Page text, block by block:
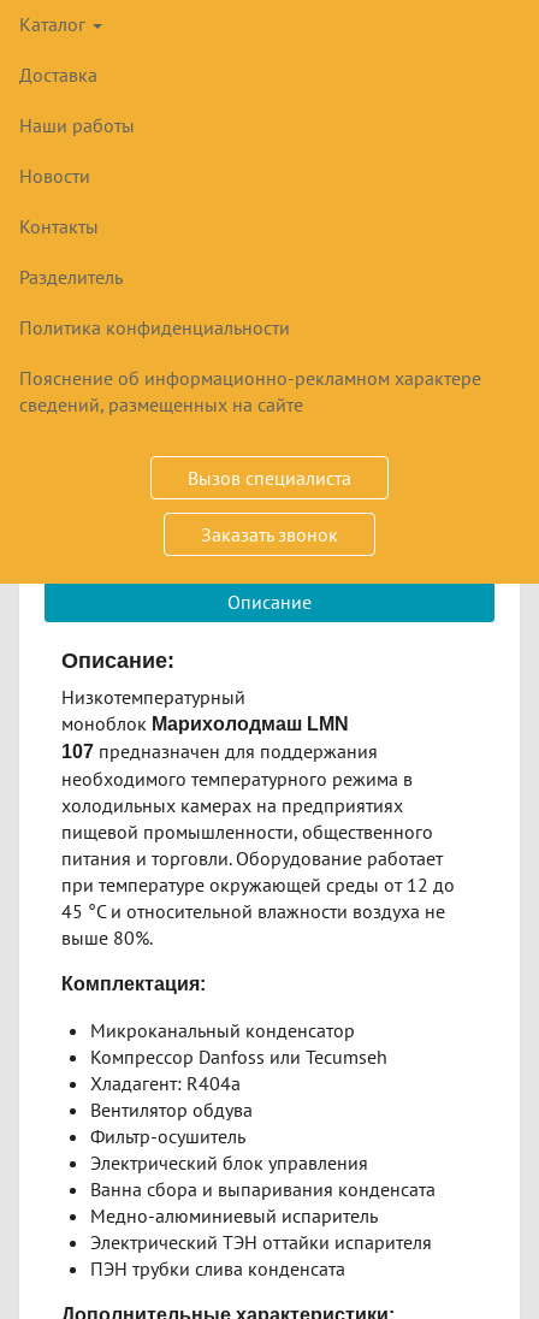
Каталог
Доставка
Наши работы
Новости
Контакты
Разделитель
Политика конфиденциальности
Пояснение об информационно-рекламном характере
сведений, размещенных на сайте
Вызов специалиста
Заказать звонок
НИЗКОТЕМПЕРАТУРНЫЙ
76720
Купить
Размер; 455х850х720, охл. объём 4-7 м3, -15..-25,
220 В, 16 кВт/ч в сут, 65 кг
Описание
Описание:
Низкотемпературный
моноблок Марихолодмаш LMN
107 предназначен для поддержания
необходимого температурного режима в
холодильных камерах на предприятиях
пищевой промышленности, общественного
питания и торговли. Оборудование работает
при температуре окружающей среды от 12 до
45 °С и относительной влажности воздуха не
выше 80%.
Комплектация:
Микроканальный конденсатор
Компрессор Danfoss или Tecumseh
Хладагент: R404a
Вентилятор обдува
Фильтр-осушитель
Электрический блок управления
Ванна сбора и выпаривания конденсата
Медно-алюминиевый испаритель
Электрический ТЭН оттайки испарителя
ПЭН трубки слива конденсата
Дополнительные характеристики: